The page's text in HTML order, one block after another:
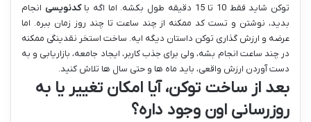
توکن شاید فقط 10 تا 15 دقیقه طول بکشه. اما اگه با
کدنویسی انجام
بدید، نوشتن و تست کد ممکنه از چند ساعت تا چند روز زمان ببره. اما
عرضه و ارزش گذاری توکن داستان دیگه ایه. ساخت استخر نقدینگی ممکنه
در چند ساعت انجام بشه، ولی برای جذب کاربر، ایجاد جامعه، بازاریابی و به
دست آوردن ارزش واقعی، باید ماه ها و حتی سال ها تلاش کنید.
بعد از ساخت توکن، آیا امکان تغییر یا به
روزرسانی اون وجود داره؟